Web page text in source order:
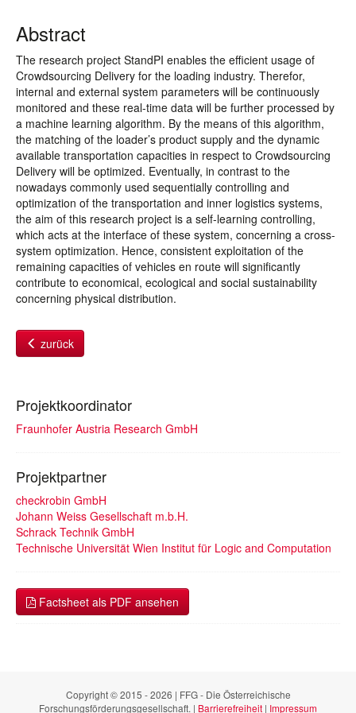
Abstract
The research project StandPI enables the efficient usage of
Crowdsourcing Delivery for the loading industry. Therefor,
internal and external system parameters will be continuously
monitored and these real-time data will be further processed by
a machine learning algorithm. By the means of this algorithm,
the matching of the loader’s product supply and the dynamic
available transportation capacities in respect to Crowdsourcing
Delivery will be optimized. Eventually, in contrast to the
nowadays commonly used sequentially controlling and
optimization of the transportation and inner logistics systems,
the aim of this research project is a self-learning controlling,
which acts at the interface of these system, concerning a cross-
system optimization. Hence, consistent exploitation of the
remaining capacities of vehicles en route will significantly
contribute to economical, ecological and social sustainability
concerning physical distribution.
zurück
Projektkoordinator
Fraunhofer Austria Research GmbH
Projektpartner
checkrobin GmbH
Johann Weiss Gesellschaft m.b.H.
Schrack Technik GmbH
Technische Universität Wien Institut für Logic and Computation
Factsheet als PDF ansehen
Copyright © 2015 - 2026 | FFG - Die Österreichische
Forschungsförderungsgesellschaft. | Barrierefreiheit | Impressum